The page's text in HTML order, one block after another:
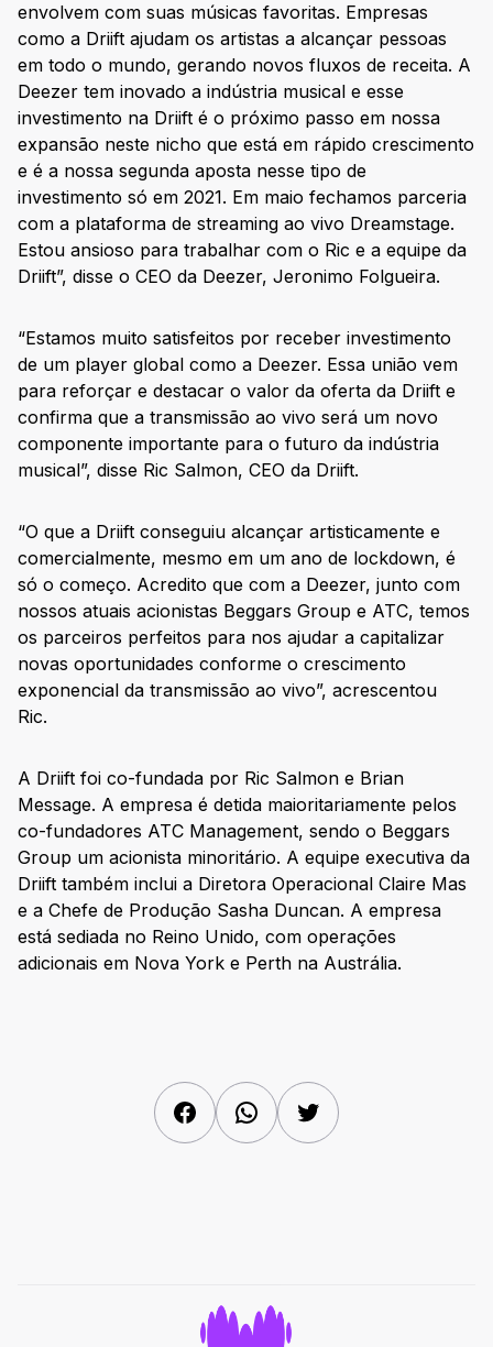
envolvem com suas músicas favoritas. Empresas
como a Driift ajudam os artistas a alcançar pessoas
em todo o mundo, gerando novos fluxos de receita. A
Deezer tem inovado a indústria musical e esse
investimento na Driift é o próximo passo em nossa
expansão neste nicho que está em rápido crescimento
e é a nossa segunda aposta nesse tipo de
investimento só em 2021. Em maio fechamos parceria
com a plataforma de streaming ao vivo Dreamstage.
Estou ansioso para trabalhar com o Ric e a equipe da
Driift”, disse o CEO da Deezer, Jeronimo Folgueira.
“Estamos muito satisfeitos por receber investimento
de um player global como a Deezer. Essa união vem
para reforçar e destacar o valor da oferta da Driift e
confirma que a transmissão ao vivo será um novo
componente importante para o futuro da indústria
musical”, disse Ric Salmon, CEO da Driift.
“O que a Driift conseguiu alcançar artisticamente e
comercialmente, mesmo em um ano de lockdown, é
só o começo. Acredito que com a Deezer, junto com
nossos atuais acionistas Beggars Group e ATC, temos
os parceiros perfeitos para nos ajudar a capitalizar
novas oportunidades conforme o crescimento
exponencial da transmissão ao vivo”, acrescentou
Ric.
A Driift foi co-fundada por Ric Salmon e Brian
Message. A empresa é detida maioritariamente pelos
co-fundadores ATC Management, sendo o Beggars
Group um acionista minoritário. A equipe executiva da
Driift também inclui a Diretora Operacional Claire Mas
e a Chefe de Produção Sasha Duncan. A empresa
está sediada no Reino Unido, com operações
adicionais em Nova York e Perth na Austrália.
FacebookWhatsAppTwitter